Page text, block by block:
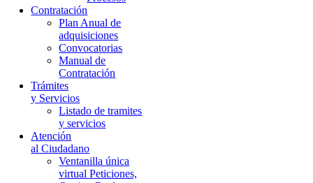
Contratación
Plan Anual de
adquisiciones
Convocatorias
Manual de
Contratación
Trámites
y Servicios
Listado de tramites
y servicios
Atención
al Ciudadano
Ventanilla única
virtual Peticiones,